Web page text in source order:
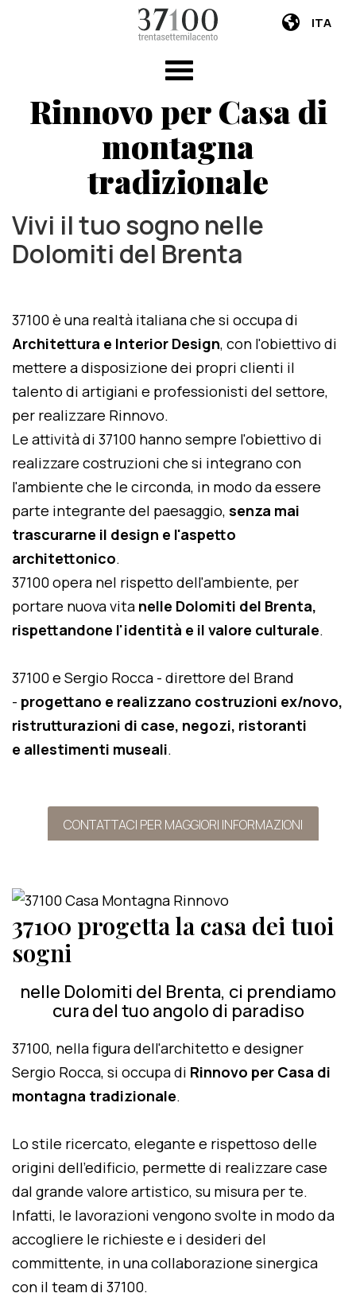
ITA
Rinnovo per Casa di
montagna
tradizionale
Vivi il tuo sogno nelle
Dolomiti del Brenta
37100 è una realtà italiana che si occupa di
Architettura e Interior Design, con l'obiettivo di
mettere a disposizione dei propri clienti il
talento di artigiani e professionisti del settore,
per realizzare Rinnovo.
Le attività di 37100 hanno sempre l'obiettivo di
realizzare costruzioni che si integrano con
l'ambiente che le circonda, in modo da essere
parte integrante del paesaggio, senza mai
trascurarne il design e l'aspetto
architettonico.
37100 opera nel rispetto dell'ambiente, per
portare nuova vita nelle Dolomiti del Brenta,
rispettandone l'identità e il valore culturale.
37100 e Sergio Rocca - direttore del Brand
- progettano e realizzano costruzioni ex/novo,
ristrutturazioni di case, negozi, ristoranti
e allestimenti museali.
CONTATTACI PER MAGGIORI INFORMAZIONI
37100 progetta la casa dei tuoi
sogni
nelle Dolomiti del Brenta, ci prendiamo
cura del tuo angolo di paradiso
37100, nella figura dell'architetto e designer
Sergio Rocca, si occupa di Rinnovo per Casa di
montagna tradizionale.
Lo stile ricercato, elegante e rispettoso delle
origini dell'edificio, permette di realizzare case
dal grande valore artistico, su misura per te.
Infatti, le lavorazioni vengono svolte in modo da
accogliere le richieste e i desideri del
committente, in una collaborazione sinergica
con il team di 37100.